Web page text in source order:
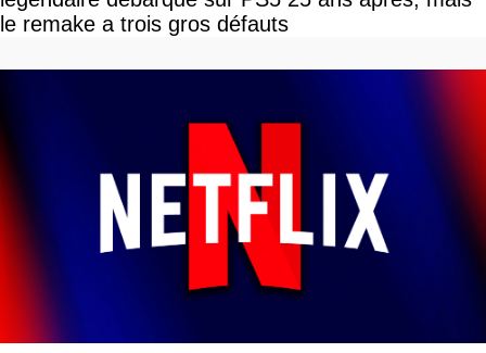
le remake a trois gros défauts